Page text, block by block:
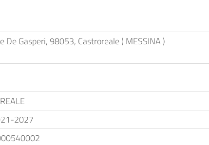
De Gasperi, 98053, Castroreale ( MESSINA )
2027